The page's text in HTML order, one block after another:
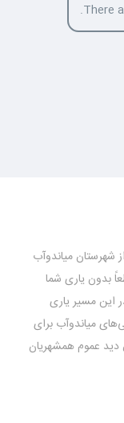
There
شهرستان میاندوآب
بدون یاری شما
این مسیر یاری
میاندوآب برای
دید عموم همشهریان